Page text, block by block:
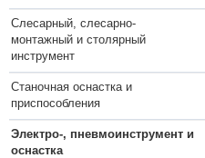
Слесарный, слесарно-
монтажный и столярный
инструмент
Станочная оснастка и
приспособления
Электро-, пневмоинструмент и
оснастка